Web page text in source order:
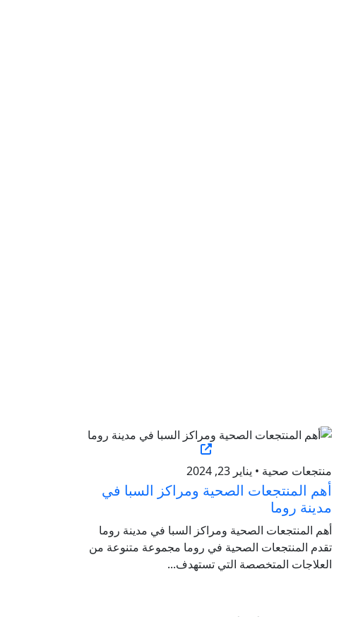
منتجعات صحية • يناير 23, 2024
أهم المنتجعات الصحية ومراكز السبا في
مدينة روما
أهم المنتجعات الصحية ومراكز السبا في مدينة روما
تقدم المنتجعات الصحية في روما مجموعة متنوعة من
العلاجات المتخصصة التي تستهدف...